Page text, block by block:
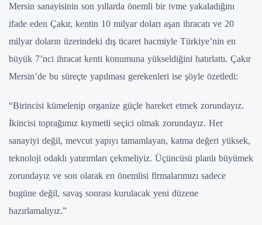
Mersin sanayisinin son yıllarda önemli bir ivme yakaladığını
ifade eden Çakır, kentin 10 milyar doları aşan ihracatı ve 20
milyar doların üzerindeki dış ticaret hacmiyle Türkiye’nin en
büyük 7’nci ihracat kenti konumuna yükseldiğini hatırlattı. Çakır
Mersin’de bu süreçte yapılması gerekenleri ise şöyle özetledi:
“Birincisi kümelenip organize güçle hareket etmek zorundayız.
İkincisi toprağımız kıymetli seçici olmak zorundayız. Her
sanayiyi değil, mevcut yapıyı tamamlayan, katma değeri yüksek,
teknoloji odaklı yatırımları çekmeliyiz. Üçüncüsü planlı büyümek
zorundayız ve son olarak en önemlisi firmalarımızı sadece
bugüne değil, savaş sonrası kurulacak yeni düzene
hazırlamalıyız.”